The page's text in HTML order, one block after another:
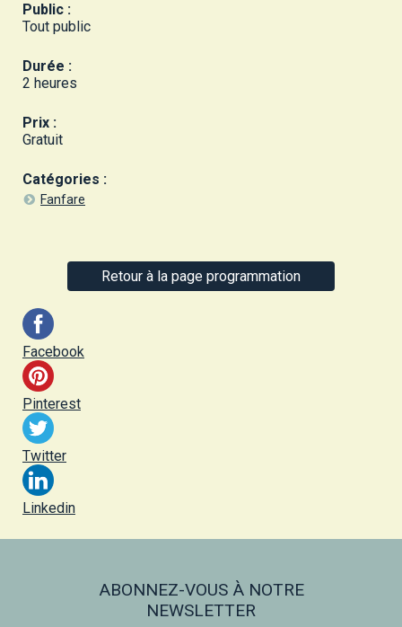
Public :
Tout public
Durée :
2 heures
Prix :
Gratuit
Catégories :
Fanfare
Retour à la page programmation
Facebook
Pinterest
Twitter
Linkedin
ABONNEZ-VOUS À NOTRE
NEWSLETTER